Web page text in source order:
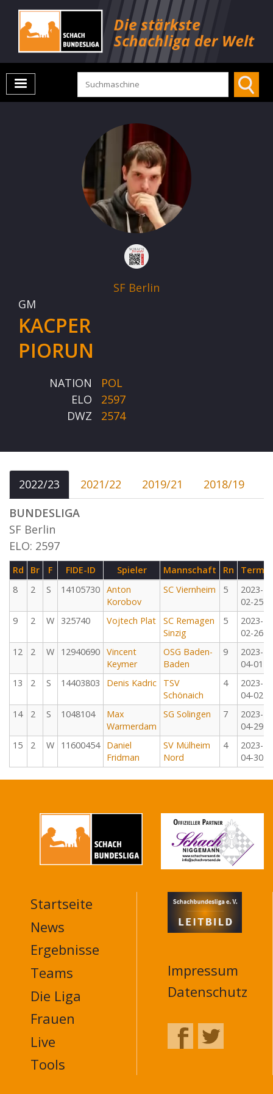
SF Berlin
GM
KACPER
PIORUN
NATION
POL
ELO
2597
DWZ
2574
2022/23 2021/22 2019/21
2018/19
BUNDESLIGA
SF Berlin
ELO: 2597
Rd Br F FIDE-ID Spieler Mannschaft Rn
Termin
8
2 S 14105730 Anton
Korobov
SC Viernheim 5
2023-
02-25
9
2 W 325740 Vojtech Plat
SC Remagen
Sinzig
5
2023-
02-26
12
2 W 12940690 Vincent
Keymer
OSG Baden-
Baden
9
2023-
04-01
13
2 S 14403803 Denis Kadric
TSV
Schönaich
4
2023-
04-02
14
2 S 1048104
Max
Warmerdam
SG Solingen 7
2023-
04-29
15
2 W 11600454
Daniel
Fridman
SV Mülheim
Nord
4
2023-
04-30
MAIN
NAVIGATION
FOOTER
Startseite
News
Ergebnisse
Teams
Die Liga
Frauen
Live
Tools
Impressum
Datenschutz